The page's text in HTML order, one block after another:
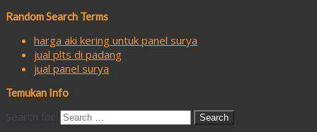
Random Search Terms
harga aki kering untuk panel surya
jual plts di padang
jual panel surya
Temukan Info
Search for: